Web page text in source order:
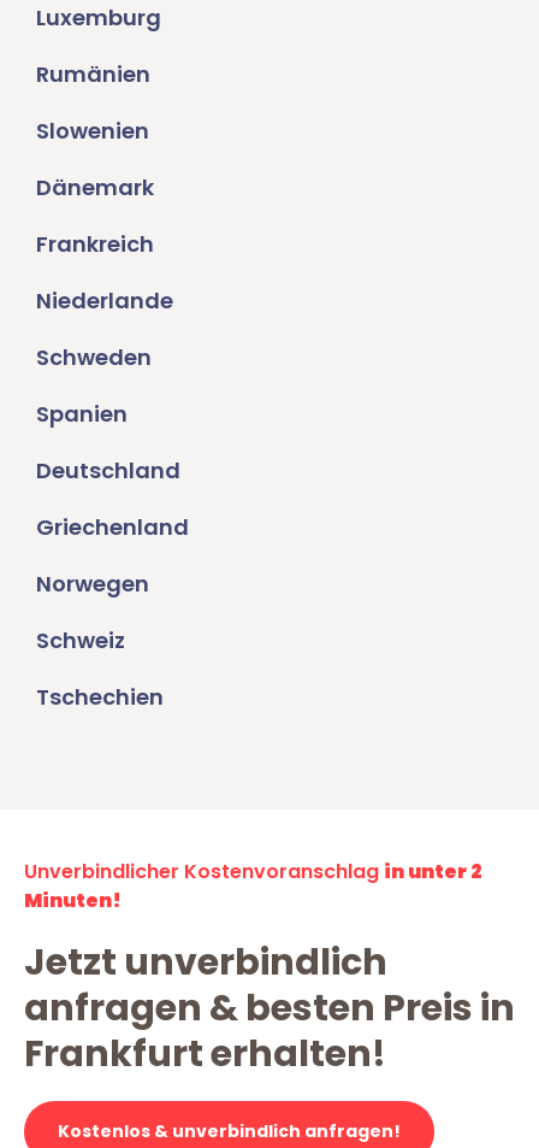
Luxemburg
Rumänien
Slowenien
Dänemark
Frankreich
Niederlande
Schweden
Spanien
Deutschland
Griechenland
Norwegen
Schweiz
Tschechien
Unverbindlicher Kostenvoranschlag in unter 2
Minuten!
Jetzt unverbindlich
anfragen & besten Preis in
Frankfurt erhalten!
Kostenlos & unverbindlich anfragen!